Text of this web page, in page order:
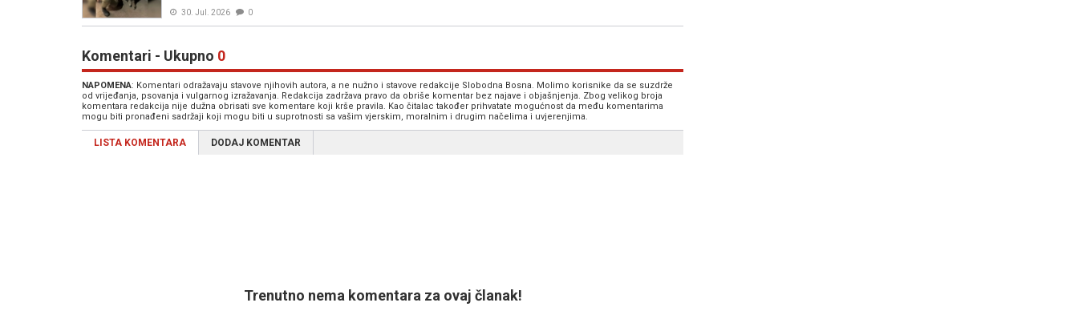
30. Jul. 2026 0
Komentari - Ukupno 0
NAPOMENA: Komentari odražavaju stavove njihovih autora, a ne nužno i stavove redakcije Slobodna Bosna. Molimo korisnike da se suzdrže
od vrijeđanja, psovanja i vulgarnog izražavanja. Redakcija zadržava pravo da obriše komentar bez najave i objašnjenja. Zbog velikog broja
komentara redakcija nije dužna obrisati sve komentare koji krše pravila. Kao čitalac također prihvatate mogućnost da među komentarima
mogu biti pronađeni sadržaji koji mogu biti u suprotnosti sa vašim vjerskim, moralnim i drugim načelima i uvjerenjima.
LISTA KOMENTARA DODAJ KOMENTAR
Trenutno nema komentara za ovaj članak!